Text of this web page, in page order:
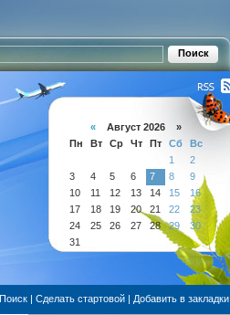
« Август 2026 »
Пн
Вт Ср Чт Пт Сб
Вс
1
2
3
4 5 6 7 8
9
10
11 12 13 14 15
16
17
18 19 20 21 22
23
24
25 26 27 28 29
30
31
Поиск | Сделать стартовой | Добавить в закладки